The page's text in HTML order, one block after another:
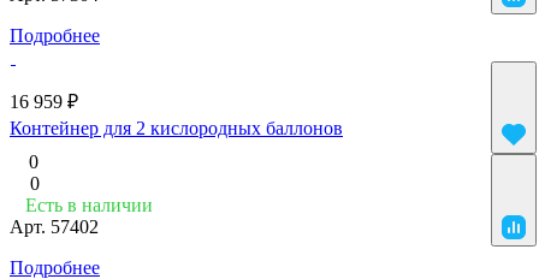
Подробнее
16 959 ₽
Контейнер для 2 кислородных баллонов
0
0
Есть в наличии
Арт. 57402
Подробнее